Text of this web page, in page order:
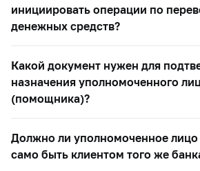
инициировать операции по
денежных средств?
Какой документ нужен для
назначения уполномоченного
(помощника)?
Должно ли уполномоченное
само быть клиентом того же